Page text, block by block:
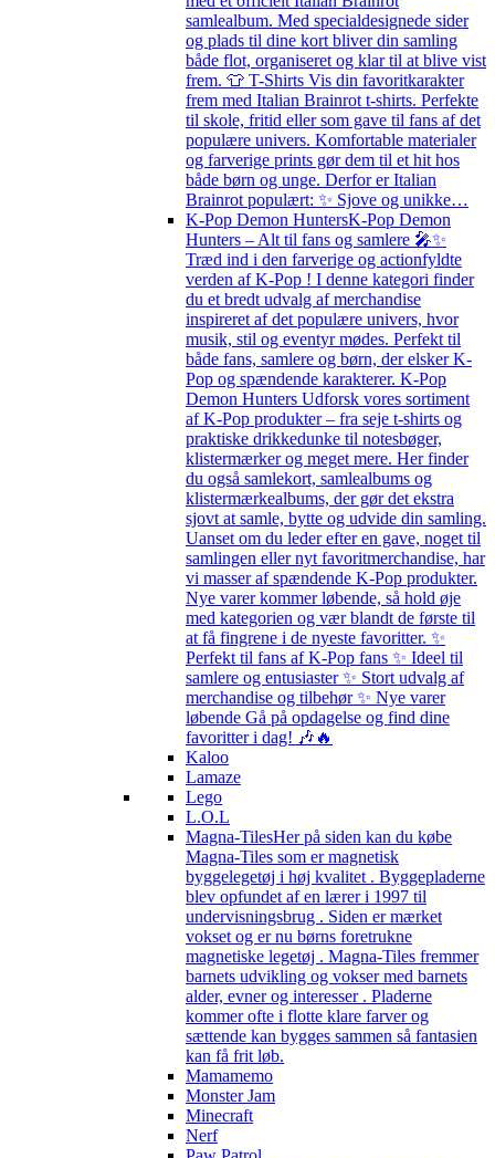
samlealbum. Med specialdesignede sider
og plads til dine kort bliver din samling
både flot, organiseret og klar til at blive vist
frem. 👕 T-Shirts Vis din favoritkarakter
frem med Italian Brainrot t-shirts. Perfekte
til skole, fritid eller som gave til fans af det
populære univers. Komfortable materialer
og farverige prints gør dem til et hit hos
både børn og unge. Derfor er Italian
Brainrot populært: ✨ Sjove og unikke…
K-Pop Demon HuntersK-Pop Demon
Hunters – Alt til fans og samlere 🎤✨
Træd ind i den farverige og actionfyldte
verden af K-Pop ! I denne kategori finder
du et bredt udvalg af merchandise
inspireret af det populære univers, hvor
musik, stil og eventyr mødes. Perfekt til
både fans, samlere og børn, der elsker K-
Pop og spændende karakterer. K-Pop
Demon Hunters Udforsk vores sortiment
af K-Pop produkter – fra seje t-shirts og
praktiske drikkedunke til notesbøger,
klistermærker og meget mere. Her finder
du også samlekort, samlealbums og
klistermærkealbums, der gør det ekstra
sjovt at samle, bytte og udvide din samling.
Uanset om du leder efter en gave, noget til
samlingen eller nyt favoritmerchandise, har
vi masser af spændende K-Pop produkter.
Nye varer kommer løbende, så hold øje
med kategorien og vær blandt de første til
at få fingrene i de nyeste favoritter. ✨
Perfekt til fans af K-Pop fans ✨ Ideel til
samlere og entusiaster ✨ Stort udvalg af
merchandise og tilbehør ✨ Nye varer
løbende Gå på opdagelse og find dine
favoritter i dag! 🎶🔥
Kaloo
Lamaze
Lego
L.O.L
Magna-TilesHer på siden kan du købe
Magna-Tiles som er magnetisk
byggelegetøj i høj kvalitet . Byggepladerne
blev opfundet af en lærer i 1997 til
undervisningsbrug . Siden er mærket
vokset og er nu børns foretrukne
magnetiske legetøj . Magna-Tiles fremmer
barnets udvikling og vokser med barnets
alder, evner og interesser . Pladerne
kommer ofte i flotte klare farver og
sættende kan bygges sammen så fantasien
kan få frit løb.
Mamamemo
Monster Jam
Minecraft
Nerf